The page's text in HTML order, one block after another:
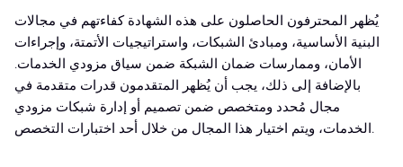
يُظهر المحترفون الحاصلون على هذه الشهادة كفاءتهم في مجالات
البنية الأساسية، ومبادئ الشبكات، واستراتيجيات الأتمتة، وإجراءات
الأمان، وممارسات ضمان الشبكة ضمن سياق مزودي الخدمات.
بالإضافة إلى ذلك، يجب أن يُظهر المتقدمون قدرات متقدمة في
مجال مُحدد ومتخصص ضمن تصميم أو إدارة شبكات مزودي
الخدمات، ويتم اختيار هذا المجال من خلال أحد اختبارات التخصص.